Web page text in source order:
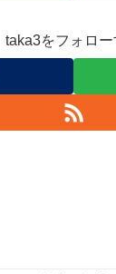
taka3をフォロー